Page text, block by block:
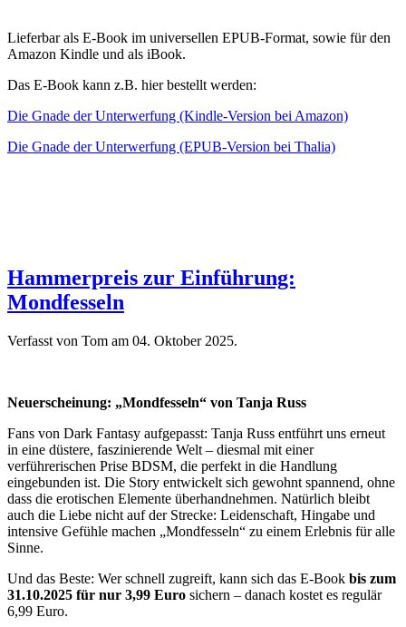
Lieferbar als E-Book im universellen EPUB-Format, sowie für den
Amazon Kindle und als iBook.
Das E-Book kann z.B. hier bestellt werden:
Die Gnade der Unterwerfung (Kindle-Version bei Amazon)
Die Gnade der Unterwerfung (EPUB-Version bei Thalia)
Hammerpreis zur Einführung:
Mondfesseln
Verfasst von Tom am 04. Oktober 2025.
Neuerscheinung: „Mondfesseln“ von Tanja Russ
Fans von Dark Fantasy aufgepasst: Tanja Russ entführt uns erneut
in eine düstere, faszinierende Welt – diesmal mit einer
verführerischen Prise BDSM, die perfekt in die Handlung
eingebunden ist. Die Story entwickelt sich gewohnt spannend, ohne
dass die erotischen Elemente überhandnehmen. Natürlich bleibt
auch die Liebe nicht auf der Strecke: Leidenschaft, Hingabe und
intensive Gefühle machen „Mondfesseln“ zu einem Erlebnis für alle
Sinne.
Und das Beste: Wer schnell zugreift, kann sich das E-Book bis zum
31.10.2025 für nur 3,99 Euro sichern – danach kostet es regulär
6,99 Euro.